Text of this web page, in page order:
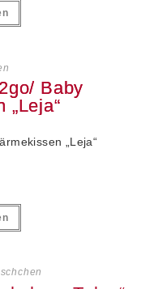
„Leja“